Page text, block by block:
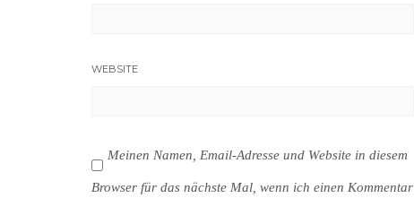
WEBSITE
Meinen Namen, Email-Adresse und Website in diesem
Browser für das nächste Mal, wenn ich einen Kommentar